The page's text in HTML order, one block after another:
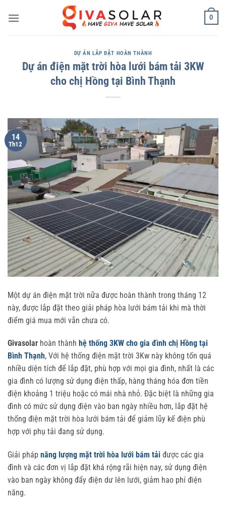
qua
0
DỰ ÁN LẮP ĐẶT HOÀN THÀNH
Dự án điện mặt trời hòa lưới bám tải 3KW
cho chị Hồng tại Bình Thạnh
14
Th12
Một dự án điện mặt trời nữa được hoàn thành trong tháng 12
này, được lắp đặt theo giải pháp hòa lưới bám tải khi mà thời
điểm giá mua mới vẫn chưa có.
Givasolar hoàn thành hệ thống 3KW cho gia đình chị Hồng tại
Bình Thạnh, Với hệ thống điện mặt trời 3Kw này không tốn quá
nhiều diện tích để lắp đặt, phù hợp với mọi gia đình, nhất là các
gia đình có lượng sử dụng điện thấp, hàng tháng hóa đơn tiền
điện khoảng 1 triệu hoặc có mái nhà nhỏ. Đặc biệt là những gia
đình có mức sử dụng điện vào ban ngày nhiều hơn, lắp đặt hệ
thống điện mặt trời hòa lưới bám tải để giảm lũy kế điện phù
hợp với phụ tải đang sử dụng.
Giải pháp năng lượng mặt trời hòa lưới bám tải được các gia
đình và các đơn vị lắp đặt khá rộng rãi hiện nay, sử dụng điện
vào ban ngày không đẩy điện dư lên lưới, giảm hao phí điện
năng.